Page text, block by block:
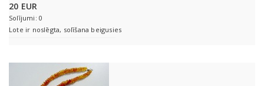
20 EUR
Solījumi: 0
Lote ir noslēgta, solīšana beigusies